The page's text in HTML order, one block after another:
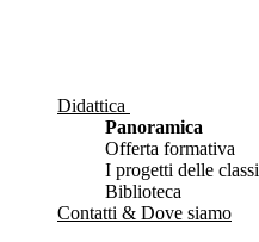
Didattica
Panoramica
Offerta formativa
I progetti delle classi
Biblioteca
Contatti & Dove siamo